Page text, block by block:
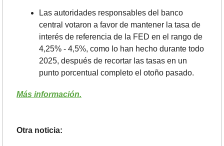
Las autoridades responsables del banco
central votaron a favor de mantener la tasa de
interés de referencia de la FED en el rango de
4,25% - 4,5%, como lo han hecho durante todo
2025, después de recortar las tasas en un
punto porcentual completo el otoño pasado.
Más información.
Otra noticia: